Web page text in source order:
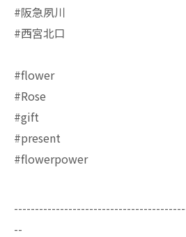
#阪急夙川
#西宮北口
#flower
#Rose
#gift
#present
#flowerpower
--